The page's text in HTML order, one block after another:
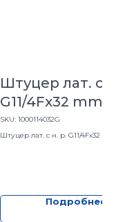
Штуцер лат. с
G11/4Fх32 mm
SKU: 1000114032G
Штуцер лат. с н. р. G11/4Fх32
Подробнее